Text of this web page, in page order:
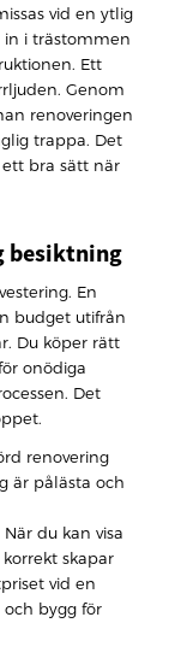
vid en ytlig
in i trästommen
Ett
Genom
renoveringen
trappa. Det
bra sätt när
besiktning
En
budget utifrån
Du köper rätt
onödiga
Det
renovering
är pålästa och
du kan visa
skapar
vid en
bygg för